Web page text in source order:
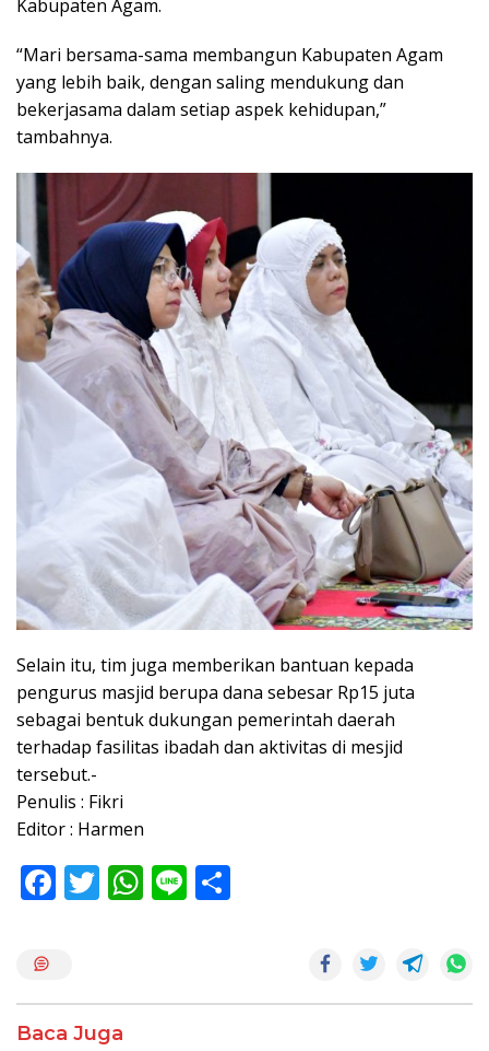
Kabupaten Agam.
“Mari bersama-sama membangun Kabupaten Agam
yang lebih baik, dengan saling mendukung dan
bekerjasama dalam setiap aspek kehidupan,”
tambahnya.
Selain itu, tim juga memberikan bantuan kepada
pengurus masjid berupa dana sebesar Rp15 juta
sebagai bentuk dukungan pemerintah daerah
terhadap fasilitas ibadah dan aktivitas di mesjid
tersebut.-
Penulis : Fikri
Editor : Harmen
F
o
T W Li
Baca Juga